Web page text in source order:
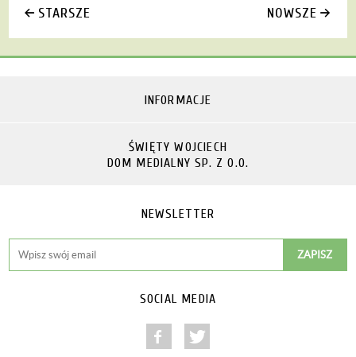
STARSZE NOWSZE
INFORMACJE
ŚWIĘTY WOJCIECH
DOM MEDIALNY SP. Z O.O.
NEWSLETTER
SOCIAL MEDIA